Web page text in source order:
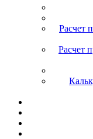
Расчет
Расчет